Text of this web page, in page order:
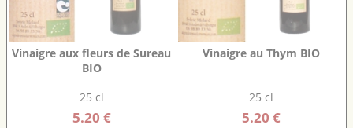
Vinaigre aux fleurs de Sureau
BIO
25 cl
5.20 €
Vinaigre au Thym BIO
25 cl
5.20 €